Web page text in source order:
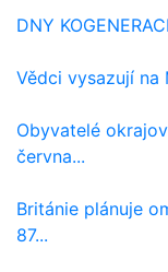
DNY
Vědci vysazují na
Obyvatelé
června...
Británie plánuje
87...